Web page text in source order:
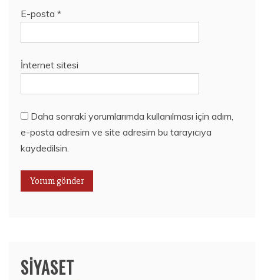
E-posta *
İnternet sitesi
Daha sonraki yorumlarımda kullanılması için adım,
e-posta adresim ve site adresim bu tarayıcıya
kaydedilsin.
SIYASET